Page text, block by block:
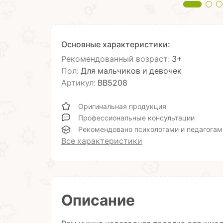
Основные характеристики:
Рекомендованный возраст: 3+
Пол: Для мальчиков и девочек
Артикул: ВВ5208
Оригинальная продукция
Профессиональные консультации
Рекомендовано психологами и
Все характеристики
Описание